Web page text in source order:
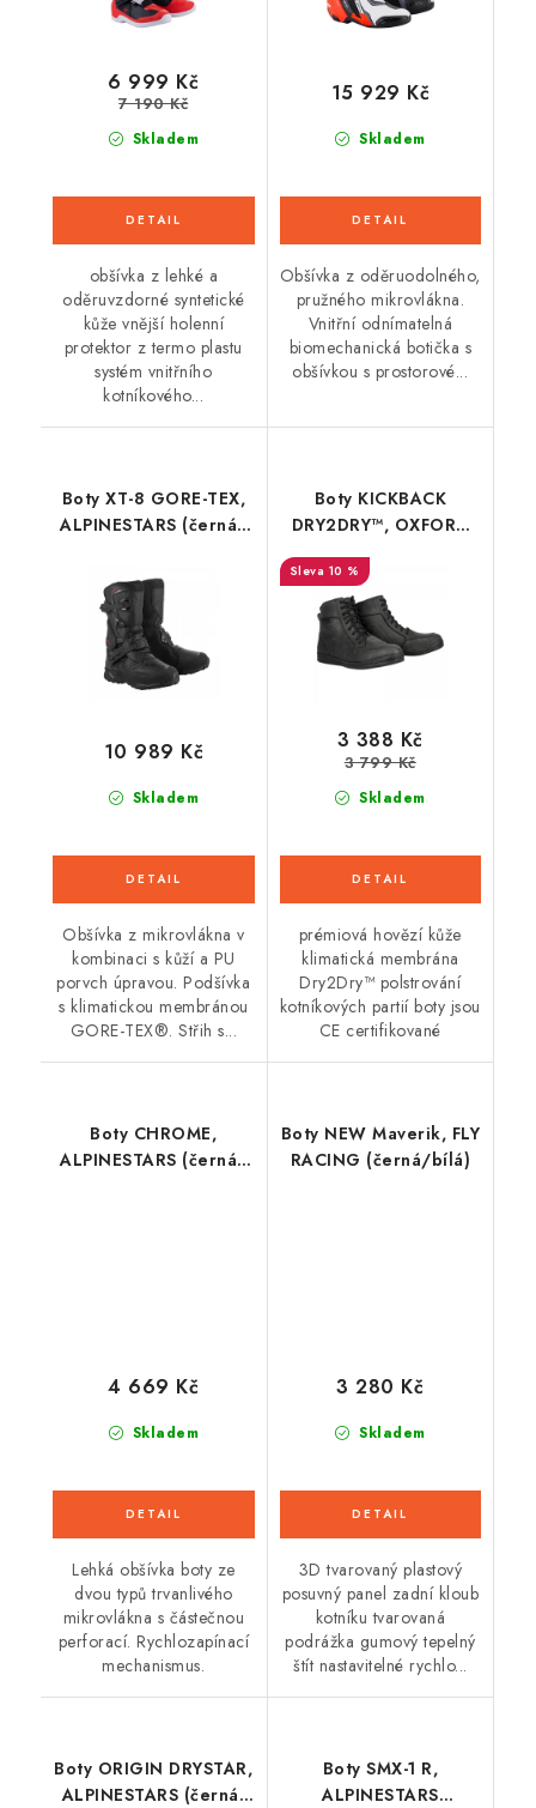
Skladem
6 999 Kč
7 190 Kč
obšívka z lehké a
oděruvzdorné syntetické
kůže vnější holenní
protektor z termo plastu
systém vnitřního
kotníkového...
Skladem
15 929 Kč
Obšívka z oděruodolného,
pružného mikrovlákna.
Vnitřní odnímatelná
biomechanická botička s
obšívkou s prostorové...
Boty XT-8 GORE-TEX,
ALPINESTARS (černá/
Skladem
10 989 Kč
Obšívka z mikrovlákna v
kombinaci s kůží a PU
porvch úpravou. Podšívka
s klimatickou membránou
GORE-TEX®. Střih s...
Boty KICKBACK
DRY2DRY™, OXFORD
(černé)
10 %
Skladem
3 388 Kč
3 799 Kč
prémiová hovězí kůže
klimatická membrána
Dry2Dry™ polstrování
kotníkových partií boty jsou
CE certifikované
Boty CHROME,
ALPINESTARS (černá/
Skladem
4 669 Kč
Lehká obšívka boty ze
dvou typů trvanlivého
mikrovlákna s částečnou
perforací. Rychlozapínací
mechanismus.
Boty NEW Maverik, FLY
RACING (černá/bílá)
Skladem
3 280 Kč
3D tvarovaný plastový
posuvný panel zadní kloub
kotníku tvarovaná
podrážka gumový tepelný
štít nastavitelné rychlo...
Boty ORIGIN DRYSTAR,
ALPINESTARS (černá)
Boty SMX-1 R,
ALPINESTARS